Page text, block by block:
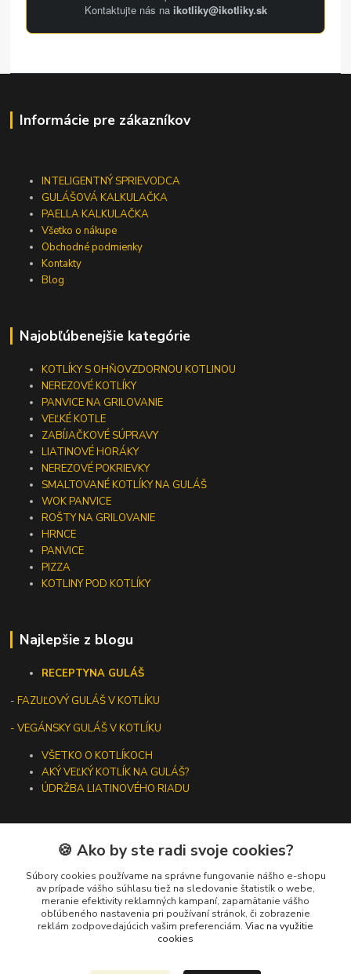
Kontaktujte nás na ikotliky@ikotliky.sk
Informácie pre zákazníkov
INTELIGENTNÝ SPRIEVODCA
GULÁŠOVÁ KALKULAČKA
PAELLA KALKULAČKA
Všetko o nákupe
Obchodné podmienky
Kontakty
Blog
Najobľúbenejšie kategórie
KOTLÍKY S OHŇOVZDORNOU KOTLINOU
NEREZOVÉ KOTLÍKY
PANVICE NA GRILOVANIE
VEĽKÉ KOTLE
ZABÍJAČKOVÉ SÚPRAVY
LIATINOVÉ HORÁKY
NEREZOVÉ POKRIEVKY
SMALTOVANÉ KOTLÍKY NA GULÁŠ
WOK PANVICE
ROŠTY NA GRILOVANIE
HRNCE
PANVICE
PIZZA
KOTLINY POD KOTLÍKY
Najlepšie z blogu
RECEPTYNA GULÁŠ
-FAZUĽOVÝ GULÁŠ V KOTLÍKU
- VEGÁNSKY GULÁŠ V KOTLÍKU
VŠETKO O KOTLÍKOCH
AKÝ VEĽKÝ KOTLÍK NA GULÁŠ?
ÚDRŽBA LIATINOVÉHO RIADU
Kontakty
+421 919 275 553
(Po-Pia, 10-13 hod.)
🍪 Ako by ste radi svoje cookies?
Súbory cookies používame na správne fungovanie nášho e-shopu
av prípade vášho súhlasu tiež na sledovanie štatistík o webe,
meranie efektivity reklamných kampaní, zapamätanie vášho
obľúbeného nastavenia pri používaní stránok, či zobrazenie
reklám zodpovedajúcich vašim preferenciám. Viac na využitie
cookies